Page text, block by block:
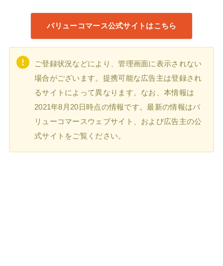
バリューコマース公式サイトはこちら
ご登録状況などにより、管理画面に表示されない
場合がございます。提携可能な広告主は登録され
るサイトによって異なります。なお、本情報は
2021年8月20日時点の情報です。最新の情報はバ
リューコマースウェブサイト、および広告主の公
式サイトをご覧ください。